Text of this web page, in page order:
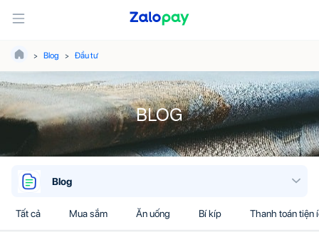
Blog Đầu tư
BLOG
Blog
Tất cả Mua sắm Ăn uống Bí kíp Thanh toán tiện